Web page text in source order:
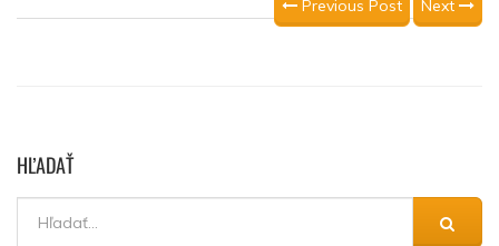
Previous Post Next
HĽADAŤ